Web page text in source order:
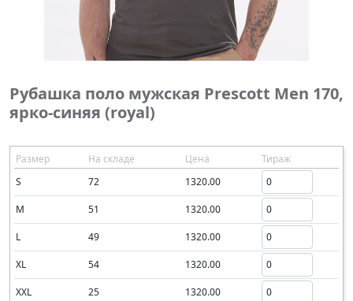
Рубашка поло мужская Prescott Men 170,
ярко-синяя (royal)
Размер На складе Цена
Тираж
S
72 1320.00
M 51 1320.00
L 49 1320.00
XL 54 1320.00
XXL 25 1320.00